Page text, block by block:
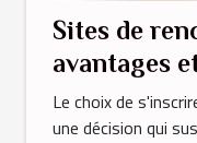
Sites de
avantages
le meilleur
Le choix de
une décision qui